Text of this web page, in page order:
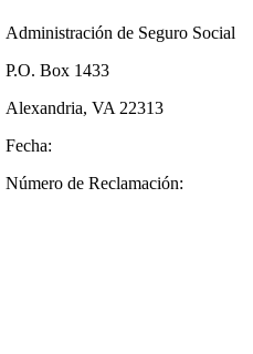
Administración de Seguro Social
P.O. Box 1433
Alexandria, VA 22313
Fecha:
Número de Reclamación: